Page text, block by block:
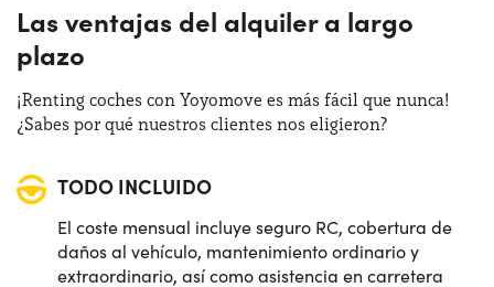
Alimentación:Gasolina
Cambio: Automático
Tracción:
Plazas de estacionamiento:
Potencia: 130 CV
155 cm
Maletero:
Las ventajas del alquiler a largo
plazo
¡Renting coches con Yoyomove es más fácil que nunca!
¿Sabes por qué nuestros clientes nos eligieron?
TODO INCLUIDO
El coste mensual incluye seguro RC, cobertura de
daños al vehículo, mantenimiento ordinario y
extraordinario, así como asistencia en carretera